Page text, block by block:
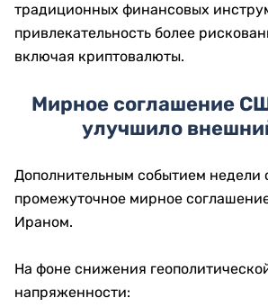
традиционных финансовых
привлекательность более
включая криптовалюты.
Мирное соглашение
улучшило
Дополнительным событием недели
промежуточное мирное
Ираном.
На фоне снижения
напряженности: